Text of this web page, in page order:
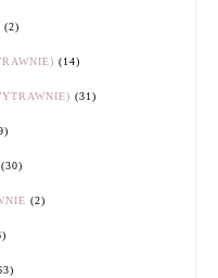
(2)
(14)
(31)
(30)
(2)